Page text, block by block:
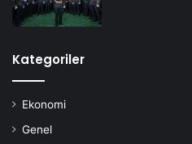
Kategoriler
Ekonomi
Genel